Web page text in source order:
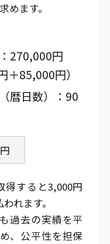
ます。
＋85,000円）
得すると3,000円
れます。
過去の実績を平
、公平性を担保